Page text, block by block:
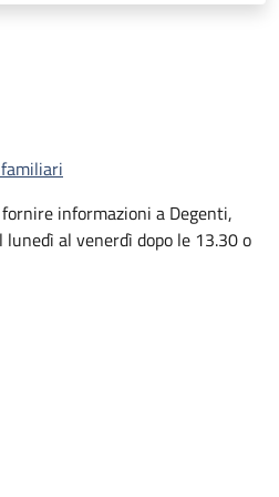
informazioni a Degenti,
al venerdì dopo le 13.30 o